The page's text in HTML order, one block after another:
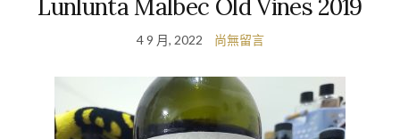
Lunlunta Malbec Old Vines 2019
4 9 月, 2022 尚無留言